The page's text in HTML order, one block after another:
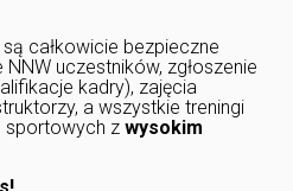
całkowicie bezpieczne
uczestników, zgłoszenie
kadry), zajęcia
a wszystkie treningi
sportowych z wysokim